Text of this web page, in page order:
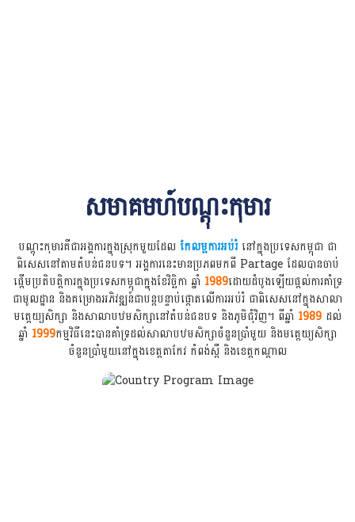
សមាគមហ៍បណ្ដុះកុមារ
បណ្ដុះកុមារគឺជាអង្គការក្នុងស្រុកមួយដែល កែលម្អការអប់រំនៅក្នុងប្រទេសកម្ពុជា ជា
ពិសេសនៅតាមតំបន់ជនបទ។ អង្គការនេះមានប្រភពមកពី Partage ដែលបានចាប់
ផ្តើមប្រតិបត្តិការក្នុងប្រទេសកម្ពុជាក្នុងខែវិច្ឆិកា ឆ្នាំ 1989ដោយដំបូងឡើយផ្តល់ការគាំទ្រ
ជាមូលដ្ឋាន និងគម្រោងអភិវឌ្ឍន៍ជាបន្តបន្ទាប់ផ្តោតលើការអប់រំ ជាពិសេសនៅក្នុងសាលា
មត្តេយ្យសិក្សា និងសាលាបឋមសិក្សានៅតំបន់ជនបទ និងភូមិជុំវិញ។ ពីឆ្នាំ 1989 ដល់
ឆ្នាំ 1999កម្មវិធីនេះបានគាំទ្រដល់សាលាបឋមសិក្សាចំនួនប្រាំមួយ និងមត្តេយ្យសិក្សា
ចំនួនប្រាំមួយនៅក្នុងខេត្តតាកែវ កំពង់ស្ពឺ និងខេត្តកណ្តាល